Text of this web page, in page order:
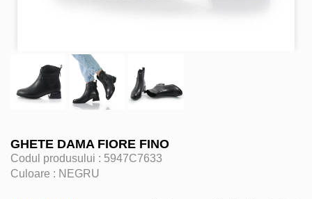
GHETE DAMA FIORE FINO
Codul produsului : 5947C7633
Culoare : NEGRU